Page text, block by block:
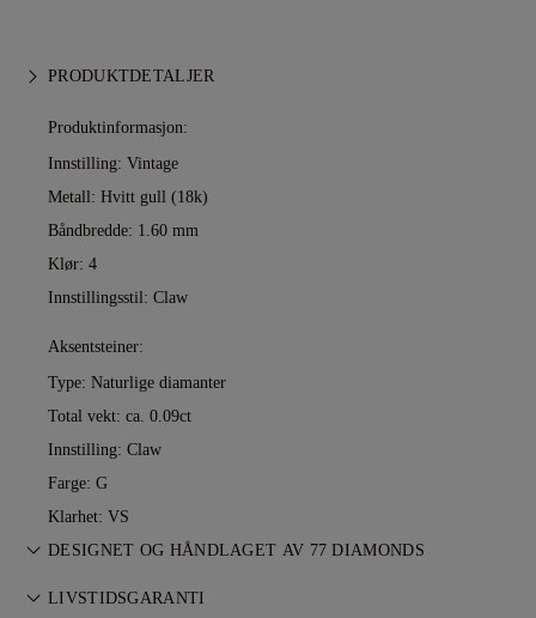
PRODUKTDETALJER
Produktinformasjon:
Innstilling: Vintage
Metall: Hvitt gull (18k)
Båndbredde: 1.60 mm
Klør: 4
Innstillingsstil: Claw
Aksentsteiner:
Type: Naturlige diamanter
Total vekt: ca. 0.09ct
Innstilling: Claw
Farge: G
Klarhet: VS
DESIGNET OG HÅNDLAGET AV 77 DIAMONDS
Smykkekunst perfeksjonert av 77 Diamonds — ett smykke om
LIVSTIDSGARANTI